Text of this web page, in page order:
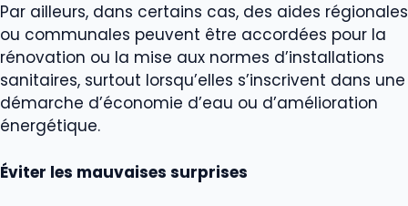
Par ailleurs, dans certains cas, des aides régionales
ou communales peuvent être accordées pour la
rénovation ou la mise aux normes d’installations
sanitaires, surtout lorsqu’elles s’inscrivent dans une
démarche d’économie d’eau ou d’amélioration
énergétique.
Éviter les mauvaises surprises